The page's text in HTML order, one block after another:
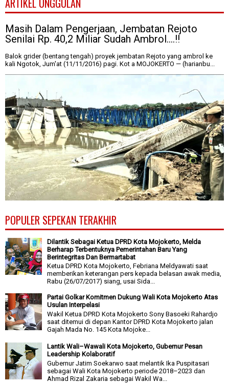
ARTIKEL UNGGULAN
Masih Dalam Pengerjaan, Jembatan Rejoto
Senilai Rp. 40,2 Miliar Sudah Ambrol....!!
Balok grider (bentang tengah) proyek jembatan Rejoto yang ambrol ke
kali Ngotok, Jum'at (11/11/2016) pagi. Kot a MOJOKERTO — (harianbu...
POPULER SEPEKAN TERAKHIR
Dilantik Sebagai Ketua DPRD Kota Mojokerto, Melda
Berharap Terbentuknya Pemerintahan Baru Yang
Berintegritas Dan Bermartabat
Ketua DPRD Kota Mojokerto, Febriana Meldyawati saat
memberikan keterangan pers kepada belasan awak media,
Rabu (26/07/2017) siang, usai Sida...
Partai Golkar Komitmen Dukung Wali Kota Mojokerto Atas
Usulan Interpelasi
Wakil Ketua DPRD Kota Mojokerto Sony Basoeki Rahardjo
saat ditemui di depan Kantor DPRD Kota Mojokerto jalan
Gajah Mada No. 145 Kota Mojoke...
Lantik Wali–Wawali Kota Mojokerto, Gubernur Pesan
Leadership Kolaboratif
Gubernur Jatim Soekarwo saat melantik Ika Puspitasari
sebagai Wali Kota Mojokerto periode 2018–2023 dan
Ahmad Rizal Zakaria sebagai Wakil Wa...